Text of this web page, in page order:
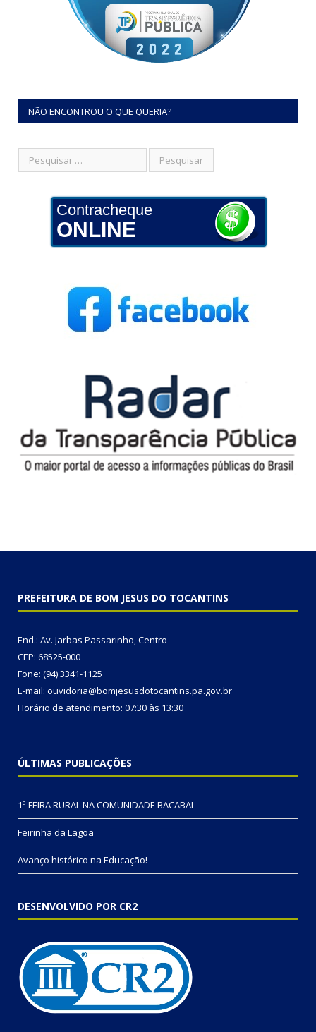
NÃO ENCONTROU O QUE QUERIA?
Contracheque
ONLINE
PREFEITURA DE BOM JESUS DO TOCANTINS
End.: Av. Jarbas Passarinho, Centro
CEP: 68525-000
Fone: (94) 3341-1125
E-mail: ouvidoria@bomjesusdotocantins.pa.gov.br
Horário de atendimento: 07:30 às 13:30
ÚLTIMAS PUBLICAÇÕES
1ª FEIRA RURAL NA COMUNIDADE BACABAL
Feirinha da Lagoa
Avanço histórico na Educação!
DESENVOLVIDO POR CR2